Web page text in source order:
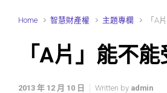
Home 智慧財產權 主題專欄 「A
「A片」能不
2013 年 12 月 10 日 Written by admin